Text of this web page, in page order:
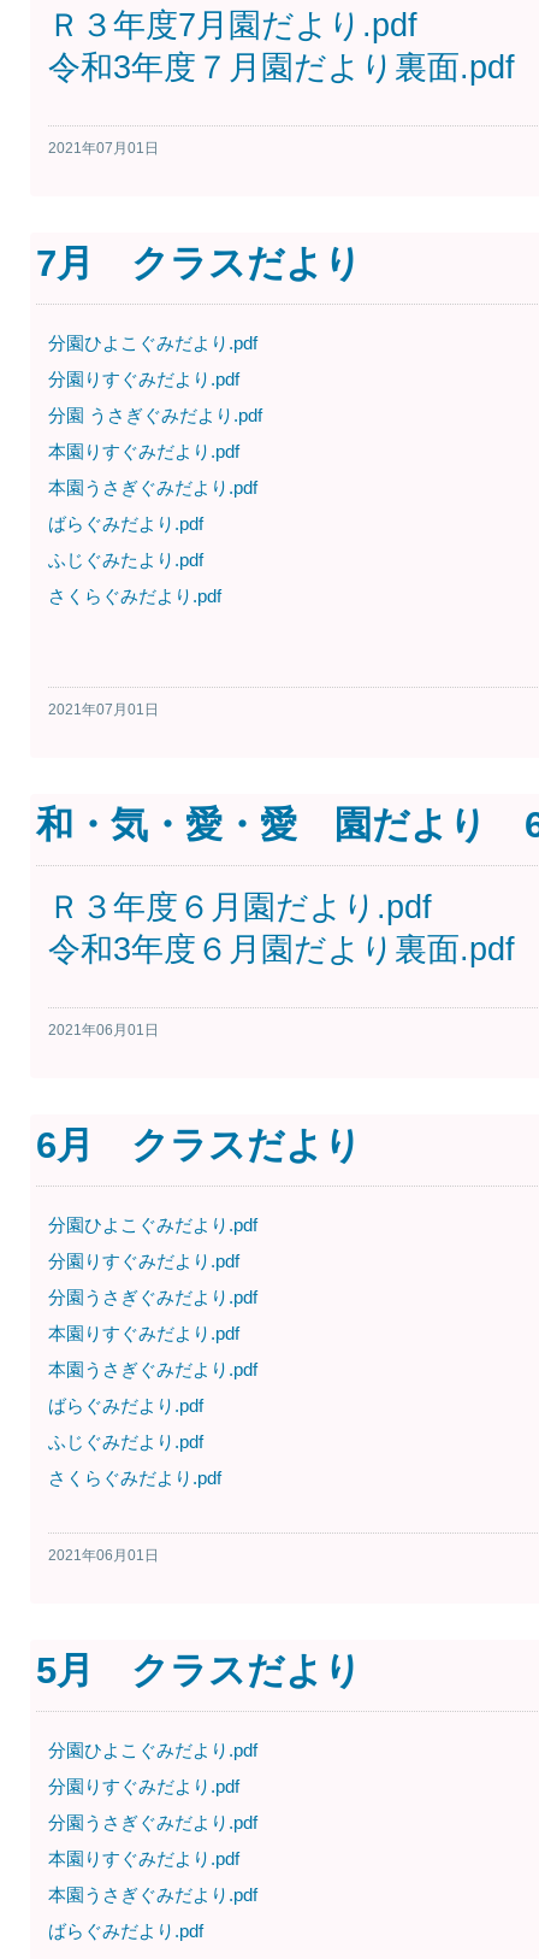
Ｒ３年度7月園だより.pdf
令和3年度７月園だより裏面.pdf
2021年07月01日
7月 クラスだより
分園ひよこぐみだより.pdf
分園りすぐみだより.pdf
分園 うさぎぐみだより.pdf
本園りすぐみだより.pdf
本園うさぎぐみだより.pdf
ばらぐみだより.pdf
ふじぐみたより.pdf
さくらぐみだより.pdf
2021年07月01日
和・気・愛・愛 園だより
Ｒ３年度６月園だより.pdf
令和3年度６月園だより裏面.pdf
2021年06月01日
6月 クラスだより
分園ひよこぐみだより.pdf
分園りすぐみだより.pdf
分園うさぎぐみだより.pdf
本園りすぐみだより.pdf
本園うさぎぐみだより.pdf
ばらぐみだより.pdf
ふじぐみだより.pdf
さくらぐみだより.pdf
2021年06月01日
5月 クラスだより
分園ひよこぐみだより.pdf
分園りすぐみだより.pdf
分園うさぎぐみだより.pdf
本園りすぐみだより.pdf
本園うさぎぐみだより.pdf
ばらぐみだより.pdf